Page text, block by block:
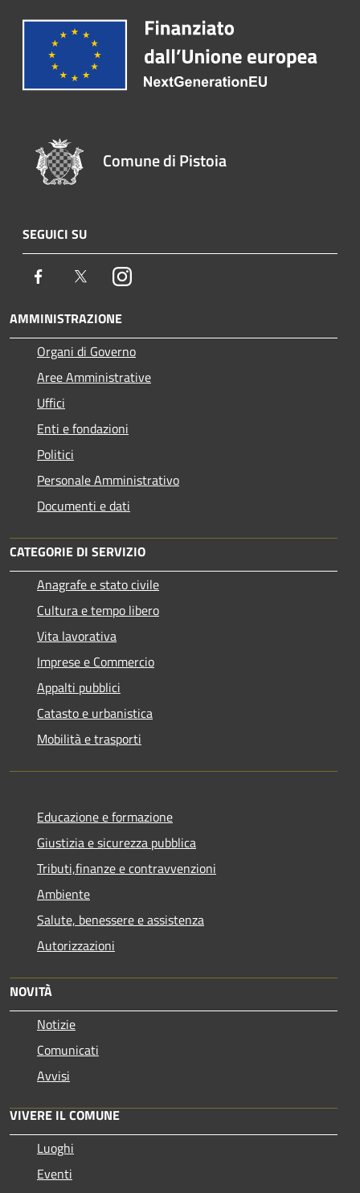
Comune di Pistoia
SEGUICI SU
Facebook TwitterInstagram
AMMINISTRAZIONE
Organi di Governo
Aree Amministrative
Uffici
Enti e fondazioni
Politici
Personale Amministrativo
Documenti e dati
CATEGORIE DI SERVIZIO
Anagrafe e stato civile
Cultura e tempo libero
Vita lavorativa
Imprese e Commercio
Appalti pubblici
Catasto e urbanistica
Mobilità e trasporti
Educazione e formazione
Giustizia e sicurezza pubblica
Tributi,finanze e contravvenzioni
Ambiente
Salute, benessere e assistenza
Autorizzazioni
NOVITÀ
Notizie
Comunicati
Avvisi
VIVERE IL COMUNE
Luoghi
Eventi